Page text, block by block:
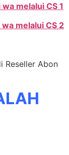
melalui CS 1
melalui CS 2
Reseller Abon